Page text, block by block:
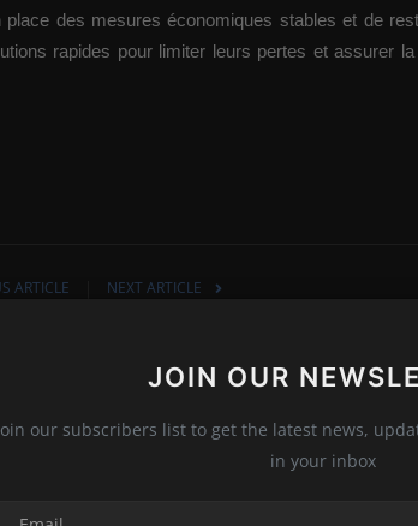
JOIN OUR
our subscribers list to get the latest news,
in your inbox
des mesures économiques stables et de
rapides pour limiter leurs pertes et assurer
ARTICLE
pop...
NEXT ARTICLE